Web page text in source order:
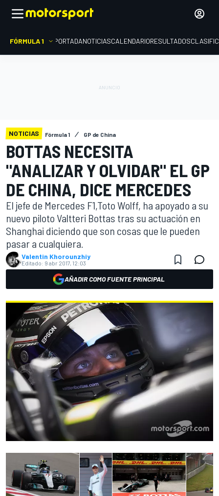
FÓRMULA 1 PORTADANOTICIASCALENDARIORESULTADOS
NOTICIAS Fórmula 1 GP de China
BOTTAS NECESITA
"ANALIZAR Y OLVIDAR" EL GP
DE CHINA, DICE MERCEDES
El jefe de Mercedes F1,Toto Wolff, ha apoyado a su
nuevo piloto Valtteri Bottas tras su actuación en
Shanghai diciendo que son cosas que le pueden
pasar a cualquiera.
Valentin Khorounzhiy
Editado: 9 abr 2017, 12:03
AÑADIR COMO FUENTE PRINCIPAL